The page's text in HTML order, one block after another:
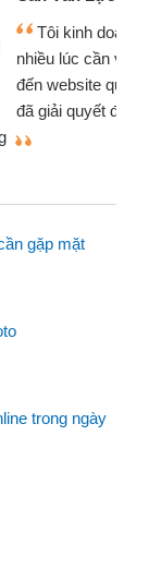
nhỏ lẻ
nhờ biết
thiệu tôi
việc của
gặp mặt
trong ngày